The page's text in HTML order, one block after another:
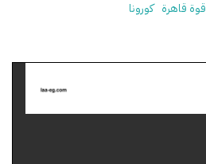
قوة قاهرة كورونا